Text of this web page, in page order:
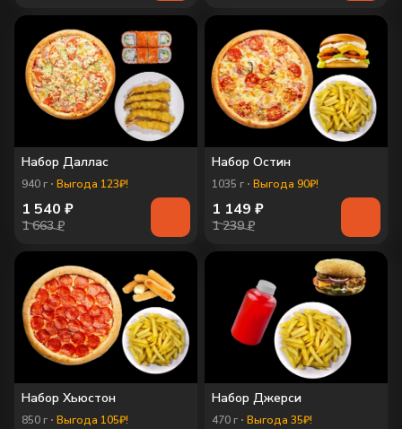
Набор Даллас
940 г Выгода 123₽!
1 540 ₽
1 663 ₽
Набор Остин
1035 г Выгода 90₽!
1 149 ₽
1 239 ₽
Набор Хьюстон
850 г Выгода 105₽!
Набор Джерси
470 г Выгода 35₽!